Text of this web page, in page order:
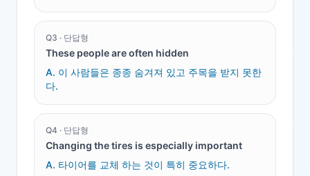
Q3 · 단답형
These people are often hidden
A. 이 사람들은 종종 숨겨져 있고 주목을 받지 못한
다.
Q4 · 단답형
Changing the tires is especially important
A. 타이어를 교체 하는 것이 특히 중요하다.